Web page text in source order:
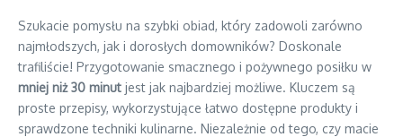
Szukacie pomysłu na szybki obiad, który zadowoli zarówno
najmłodszych, jak i dorosłych domowników? Doskonale
trafiliście! Przygotowanie smacznego i pożywnego posiłku w
mniej niż 30 minut jest jak najbardziej możliwe. Kluczem są
proste przepisy, wykorzystujące łatwo dostępne produkty i
sprawdzone techniki kulinarne. Niezależnie od tego, czy macie